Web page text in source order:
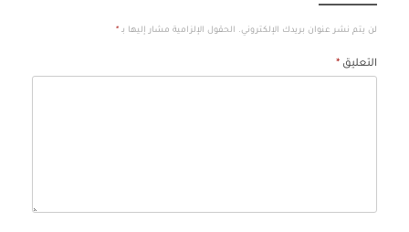
لن يتم نشر عنوان بريدك الإلكتروني. الحقول الإلزامية مشار إليها بـ *
التعليق *